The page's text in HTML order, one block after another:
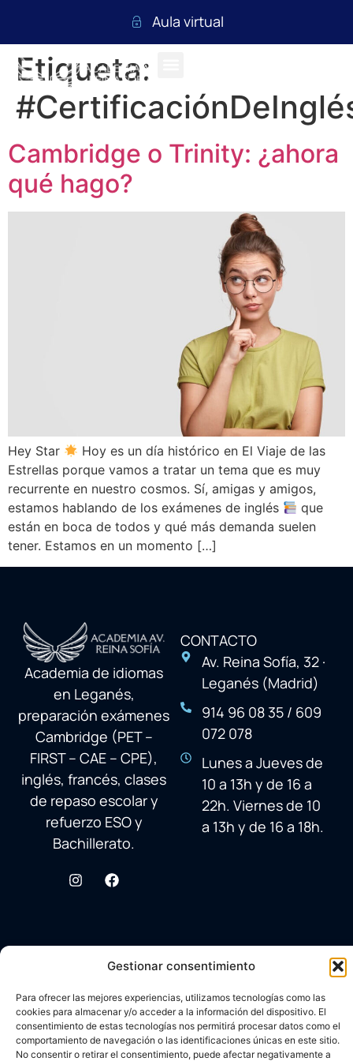
Gestionar consentimiento
Para ofrecer las mejores experiencias, utilizamos tecnologías como las
cookies para almacenar y/o acceder a la información del dispositivo. El
consentimiento de estas tecnologías nos permitirá procesar datos como el
comportamiento de navegación o las identificaciones únicas en este sitio.
No consentir o retirar el consentimiento, puede afectar negativamente a
Aula virtual
Etiqueta:
Cambridge o Trinity: ¿ahora
qué hago?
Hey Star
Hoy es un día histórico en El Viaje de las
Estrellas porque vamos a tratar un tema que es muy
recurrente en nuestro cosmos. Sí, amigas y amigos,
estamos hablando de los exámenes de inglés
que
están en boca de todos y qué más demanda suelen
tener. Estamos en un momento […]
Academia de idiomas
en Leganés,
preparación exámenes
Cambridge (PET –
FIRST – CAE – CPE),
inglés, francés, clases
de repaso escolar y
refuerzo ESO y
Bachillerato.
CONTACTO
Av. Reina Sofía, 32 ·
Leganés (Madrid)
914 96 08 35 / 609
072 078
Lunes a Jueves de
10 a 13h y de 16 a
22h. Viernes de 10
a 13h y de 16 a 18h.